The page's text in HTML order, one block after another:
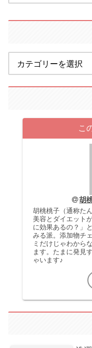
こ
胡
胡桃桃子（通称たん
美容とダイエット
に効果あるの？」
みる派。添加物チ
ミだけじゃわから
ます。たまに発見
ゃいます♪